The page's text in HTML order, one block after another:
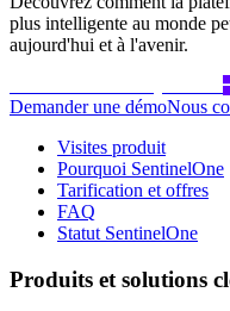
plus intelligente au monde
aujourd'hui et à l'avenir.
Demander une démoNous
Visites produit
Pourquoi SentinelOne
Tarification et offres
FAQ
Statut SentinelOne
Produits et solutions